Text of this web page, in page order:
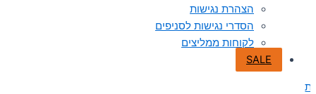
הצהרת נגישות
הסדרי נגישות לסניפים
לקוחות ממליצים
SALE